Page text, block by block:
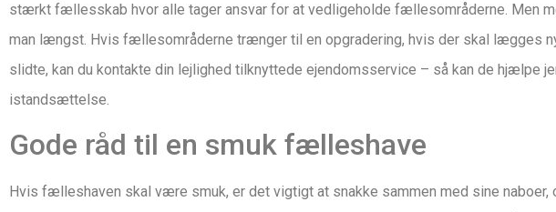
stærkt fællesskab hvor alle tager ansvar for at vedligeholde fællesområderne. Men
man længst. Hvis fællesområderne trænger til en opgradering, hvis der skal lægges
slidte, kan du kontakte din lejlighed tilknyttede ejendomsservice – så kan de hjælpe
istandsættelse.
Gode råd til en smuk fælleshave
Hvis fælleshaven skal være smuk, er det vigtigt at snakke sammen med sine naboer,